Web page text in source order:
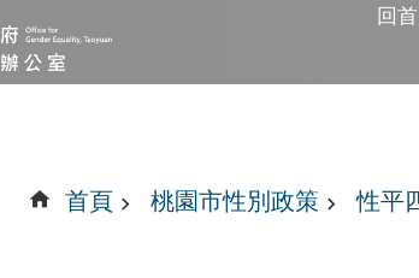
回
首頁 桃園市性別政策 性平